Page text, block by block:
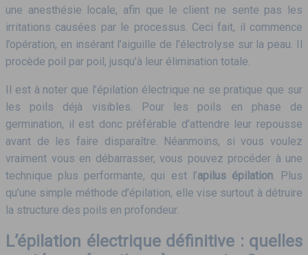
une anesthésie locale, afin que le client ne sente pas les
irritations causées par le processus. Ceci fait, il commence
l’opération, en insérant l’aiguille de l’électrolyse sur la peau. Il
procède poil par poil, jusqu’à leur élimination totale.
Il est à noter que l’épilation électrique ne se pratique que sur
les poils déjà visibles. Pour les poils en phase de
germination, il est donc préférable d’attendre leur repousse
avant de les faire disparaître. Néanmoins, si vous voulez
vraiment vous en débarrasser, vous pouvez procéder à une
technique plus performante, qui est l’apilus épilation. Plus
qu’une simple méthode d’épilation, elle vise surtout à détruire
la structure des poils en profondeur.
L’épilation électrique définitive : quelles